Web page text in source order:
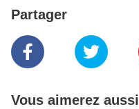
Partager
Vous aimerez aussi